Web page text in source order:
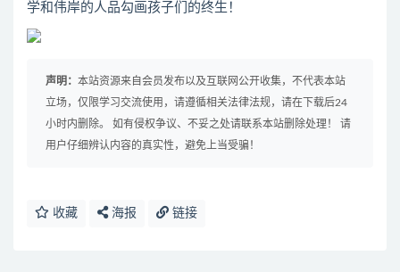
学和伟岸的人品勾画孩子们的终生！
声明： 本站资源来自会员发布以及互联网公开收集，不代表本站
立场，仅限学习交流使用，请遵循相关法律法规，请在下载后24
小时内删除。 如有侵权争议、不妥之处请联系本站删除处理！ 请
用户仔细辨认内容的真实性，避免上当受骗！
收藏 海报 链接